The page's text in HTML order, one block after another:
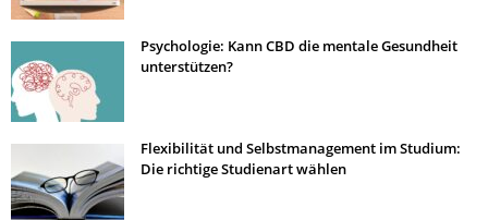
Psychologie: Kann CBD die mentale Gesundheit
unterstützen?
Flexibilität und Selbstmanagement im Studium:
Die richtige Studienart wählen